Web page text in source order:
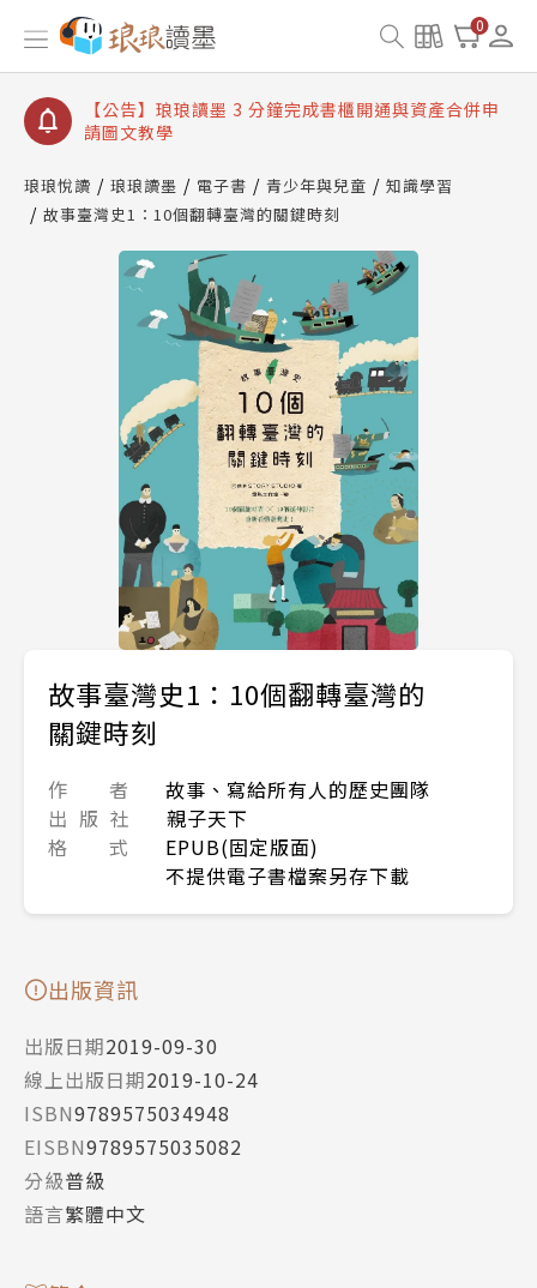
0
【公告】琅琅讀墨數位閱讀資產合併與書櫃開通申請
【公告】琅琅讀墨書櫃開通常見問題
【公告】琅琅讀墨 3 分鐘完成書櫃開通與資產合併申
請圖文教學
查詢
【公告】琅琅讀墨數位閱讀資產合併與書櫃開通申請
琅琅悅讀 琅琅讀墨 電子書 青少年與兒童
知識學習
故事臺灣史1：10個翻轉臺灣的關鍵時刻
故事臺灣史1：10個翻轉臺灣的
關鍵時刻
作 者
故事、寫給所有人的歷史團隊
出 版 社
親子天下
格 式
EPUB(固定版面)
不提供電子書檔案另存下載
出版資訊
出版日期2019-09-30
線上出版日期2019-10-24
ISBN9789575034948
EISBN9789575035082
分級普級
語言繁體中文